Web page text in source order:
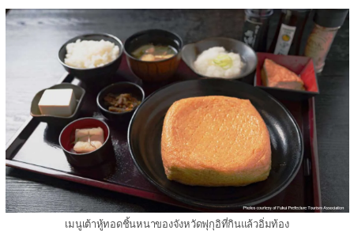
เมนูเต้าหู้ทอดชิ้นหนาของจังหวัดฟุกุอิที่กินแล้วอิ่มท้อง